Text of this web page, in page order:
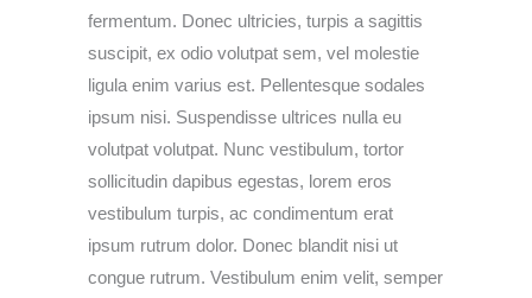
fermentum. Donec ultricies, turpis a sagittis
suscipit, ex odio volutpat sem, vel molestie
ligula enim varius est. Pellentesque sodales
ipsum nisi. Suspendisse ultrices nulla eu
volutpat volutpat. Nunc vestibulum, tortor
sollicitudin dapibus egestas, lorem eros
vestibulum turpis, ac condimentum erat
ipsum rutrum dolor. Donec blandit nisi ut
congue rutrum. Vestibulum enim velit, semper